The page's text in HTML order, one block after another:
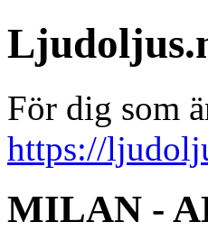
För dig som
https://
MILAN -